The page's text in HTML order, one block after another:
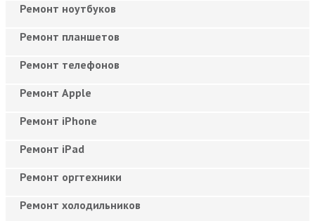
Ремонт ноутбуков
Ремонт планшетов
Ремонт телефонов
Ремонт Apple
Ремонт iPhone
Ремонт iPad
Ремонт оргтехники
Ремонт холодильников